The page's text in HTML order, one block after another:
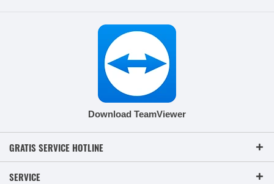
Download TeamViewer
GRATIS SERVICE HOTLINE
SERVICE